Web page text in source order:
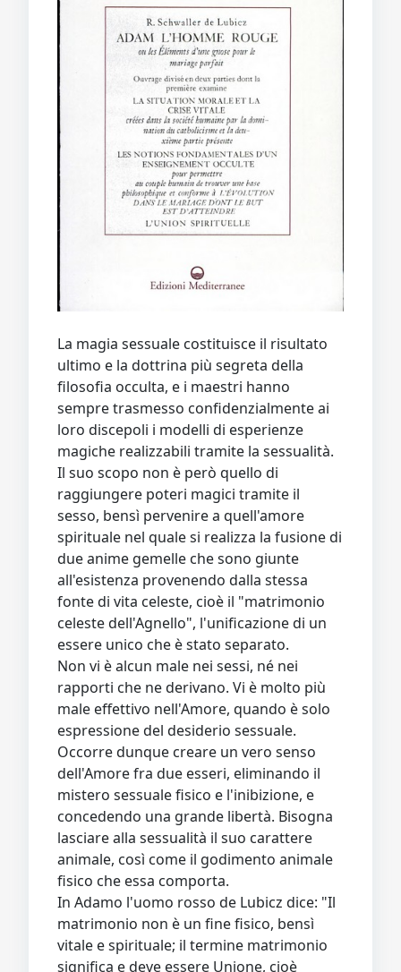
La magia sessuale costituisce il risultato
ultimo e la dottrina più segreta della
filosofia occulta, e i maestri hanno
sempre trasmesso confidenzialmente ai
loro discepoli i modelli di esperienze
magiche realizzabili tramite la sessualità.
Il suo scopo non è però quello di
raggiungere poteri magici tramite il
sesso, bensì pervenire a quell'amore
spirituale nel quale si realizza la fusione di
due anime gemelle che sono giunte
all'esistenza provenendo dalla stessa
fonte di vita celeste, cioè il "matrimonio
celeste dell'Agnello", l'unificazione di un
essere unico che è stato separato.
Non vi è alcun male nei sessi, né nei
rapporti che ne derivano. Vi è molto più
male effettivo nell'Amore, quando è solo
espressione del desiderio sessuale.
Occorre dunque creare un vero senso
dell'Amore fra due esseri, eliminando il
mistero sessuale fisico e l'inibizione, e
concedendo una grande libertà. Bisogna
lasciare alla sessualità il suo carattere
animale, così come il godimento animale
fisico che essa comporta.
In Adamo l'uomo rosso de Lubicz dice: "Il
matrimonio non è un fine fisico, bensì
vitale e spirituale; il termine matrimonio
significa e deve essere Unione, cioè